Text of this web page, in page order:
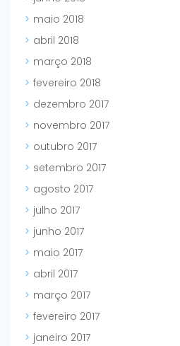
maio 2018
abril 2018
março 2018
fevereiro 2018
dezembro 2017
novembro 2017
outubro 2017
setembro 2017
agosto 2017
julho 2017
junho 2017
maio 2017
abril 2017
março 2017
fevereiro 2017
janeiro 2017